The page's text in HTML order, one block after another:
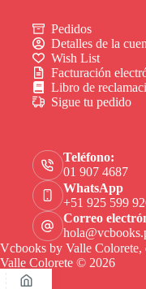
Pedidos
Detalles de la
Wish List
Facturación
Libro de
Sigue tu pedido
Teléfono:
01 907 4687
WhatsApp
+51 925 599
Correo
Vcbooks by Valle Colorete,
Valle Colorete © 2026